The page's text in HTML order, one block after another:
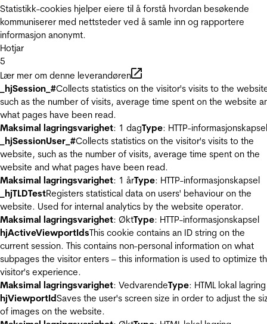
Statistikk-cookies hjelper eiere til å forstå hvordan besøkende
kommuniserer med nettsteder ved å samle inn og rapportere
informasjon anonymt.
Hotjar
5
Lær mer om denne leverandøren
_hjSession_#Collects statistics on the visitor's visits to the
such as the number of visits, average time spent on the website
what pages have been read.
Maksimal lagringsvarighet: 1 dagType: HTTP-informasjonskapsel
_hjSessionUser_#Collects statistics on the visitor's visits to the
website, such as the number of visits, average time spent on the
website and what pages have been read.
Maksimal lagringsvarighet: 1 årType: HTTP-informasjonskapsel
_hjTLDTestRegisters statistical data on users' behaviour on the
website. Used for internal analytics by the website operator.
Maksimal lagringsvarighet: ØktType: HTTP-informasjonskapsel
hjActiveViewportIdsThis cookie contains an ID string on the
current session. This contains non-personal information on what
subpages the visitor enters – this information is used to optimize
visitor's experience.
Maksimal lagringsvarighet: VedvarendeType: HTML lokal lagring
hjViewportIdSaves the user's screen size in order to adjust the
of images on the website.